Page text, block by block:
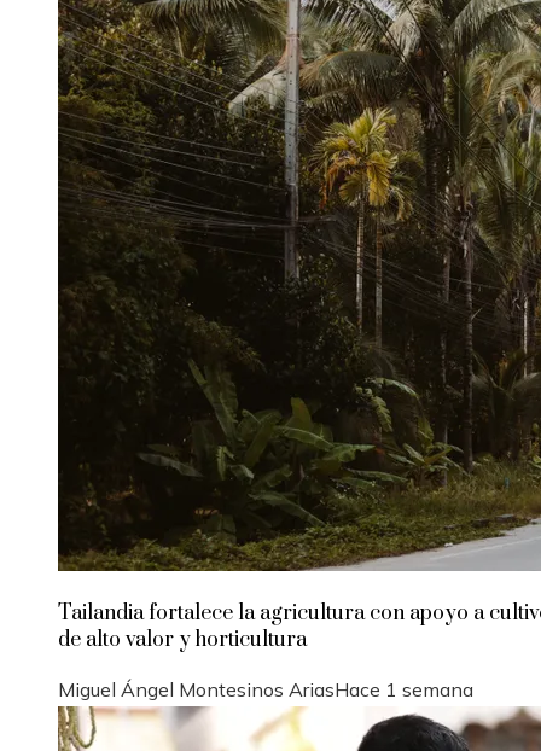
Tailandia fortalece la agricultura con apoyo a
de alto valor y horticultura
Miguel Ángel Montesinos AriasHace 1 semana